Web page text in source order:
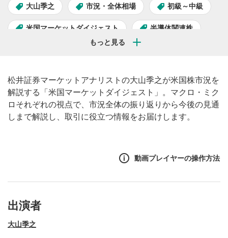
大山季之 市況・全体相場 初級～中級
米国マーケットダイジェスト 半導体関連株
松井証券マーケットアナリストの大山季之が米国株市況を
解説する「米国マーケットダイジェスト」。マクロ・ミク
ロそれぞれの視点で、市況全体の振り返りから今後の見通
しまで解説し、取引に役立つ情報をお届けします。
動画プレイヤーの操作方法
出演者
大山季之